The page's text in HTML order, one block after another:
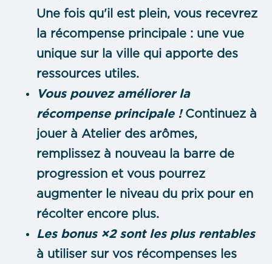
Une fois qu'il est plein, vous recevrez
la récompense principale : une vue
unique sur la ville qui apporte des
ressources utiles.
Vous pouvez améliorer la
récompense principale ! Continuez à
jouer à Atelier des arômes,
remplissez à nouveau la barre de
progression et vous pourrez
augmenter le niveau du prix pour en
récolter encore plus.
Les bonus ×2 sont les plus rentables
à utiliser sur vos récompenses les